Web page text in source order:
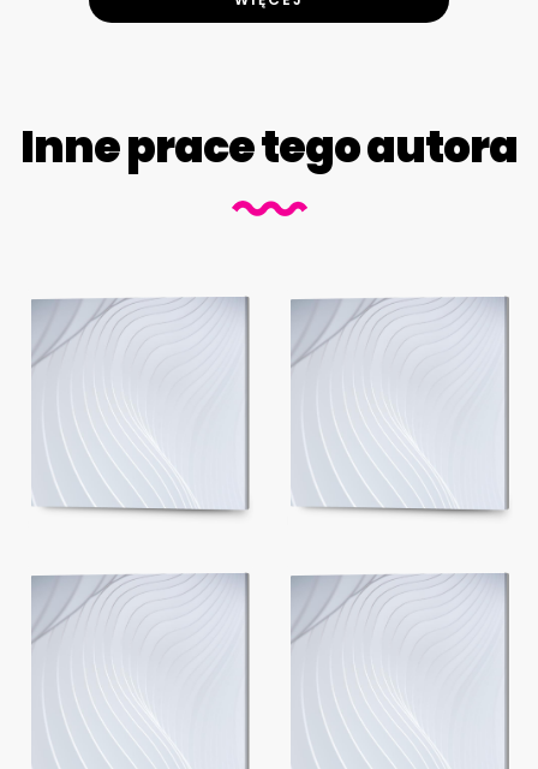
Inne prace tego autora